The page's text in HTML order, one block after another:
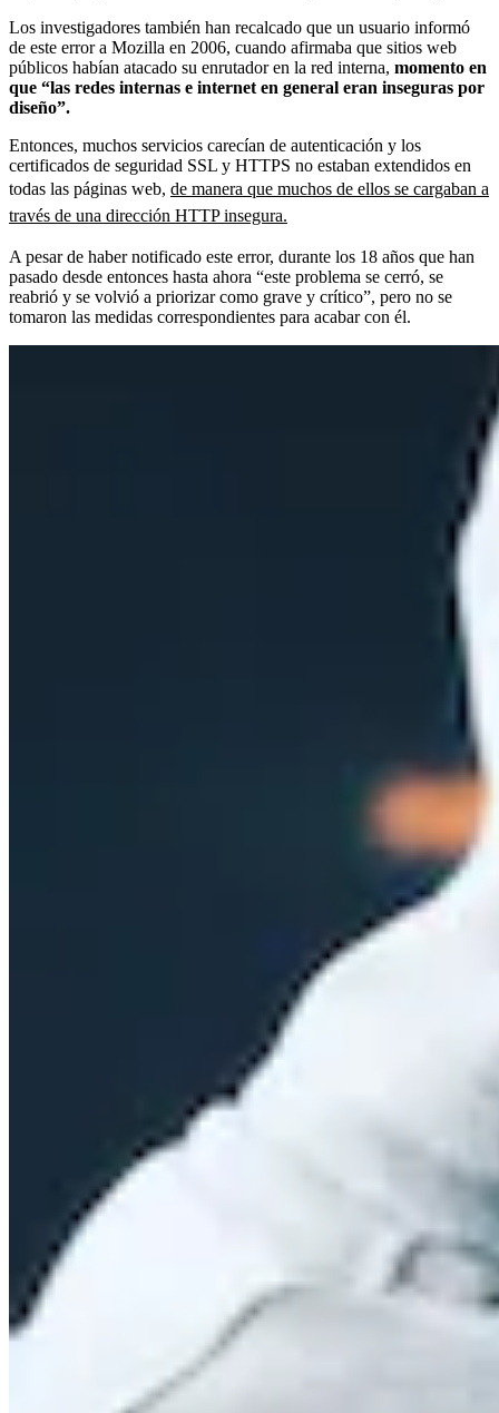
Los investigadores también han recalcado que un usuario informó
de este error a Mozilla en 2006, cuando afirmaba que sitios web
públicos habían atacado su enrutador en la red interna, momento en
que “las redes internas e internet en general eran inseguras por
diseño”.
Entonces, muchos servicios carecían de autenticación y los
certificados de seguridad SSL y HTTPS no estaban extendidos en
todas las páginas web, de manera que muchos de ellos se cargaban a
través de una dirección HTTP insegura.
A pesar de haber notificado este error, durante los 18 años que han
pasado desde entonces hasta ahora “este problema se cerró, se
reabrió y se volvió a priorizar como grave y crítico”, pero no se
tomaron las medidas correspondientes para acabar con él.